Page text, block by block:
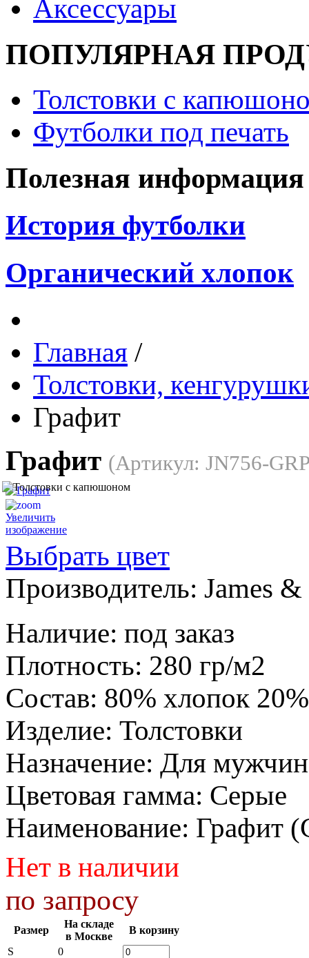
Аксессуары
ПОПУЛЯРНАЯ
Толстовки с
Футболки под печать
Полезная информация
История футболки
Органический хлопок
Главная /
Толстовки,
Графит
Графит (Артикул: JN756-
Увеличить
изображение
Выбрать цвет
Производитель: James
Наличие: под заказ
Плотность: 280 гр/м2
Состав: 80% хлопок
Изделие: Толстовки
Назначение: Для мужчин
Цветовая гамма: Серые
Наименование: Графит
Нет в наличии
по запросу
Размер
На складе
в Москве
В корзину
S
0